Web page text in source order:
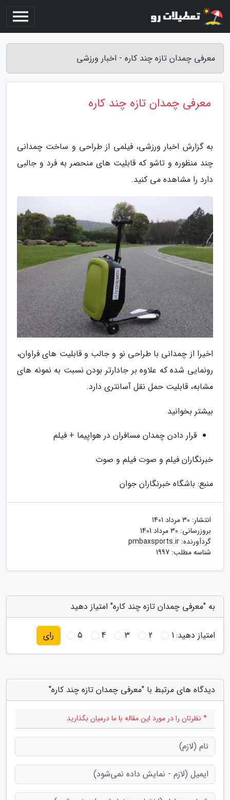
معرفی چمدان تازه چند کاره - اخبار ورزشی
معرفی چمدان تازه چند کاره
به گزارش اخبار ورزشی، فیلمی از طراحی و ساخت چمدانی
چند منظوره و تاشو که قابلیت های منحصر به فرد و جالبی
دارد را مشاهده می کنید.
اخیرا از چمدانی با طراحی نو و جالب و قابلیت های فراوان،
رونمایی شده که علاوه بر جادارتر بودن نسبت به نمونه های
مشابه، قابلیت حمل نقل آسانتری دارد.
بیشتر بخوانید
قرار دادن چمدان مسافران در هواپیما + فیلم
خبرنگاران فیلم و صوت فیلم و صوت
منبع: باشگاه خبرنگاران جوان
انتشار: 30 مرداد 1401
بروزرسانی: 30 مرداد 1401
گردآورنده: pmbaxsports.ir
شناسه مطلب: 1997
به "معرفی چمدان تازه چند کاره" امتیاز دهید
امتیاز دهید:1
2
3
4
5 رای
دیدگاه های مرتبط با "معرفی چمدان تازه چند کاره"
* نظرتان را در مورد این مقاله با ما درمیان بگذارید